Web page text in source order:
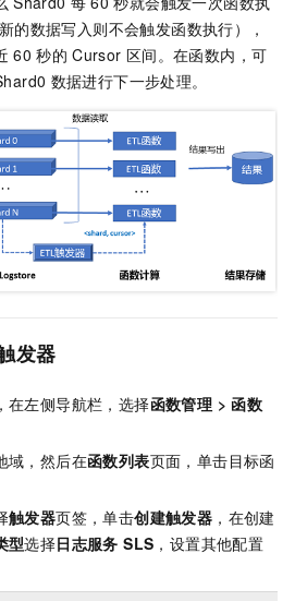
的数据写入则不会触发函数执行），
60 秒的 Cursor 区间。在函数内，可
数据进行下一步处理。
发器
，在左侧导航栏，选择函数管理 >函数
域，然后在函数列表页面，单击目标函
触发器页签，单击创建触发器 ，在创建
型选择日志服务 SLS ，设置其他配置